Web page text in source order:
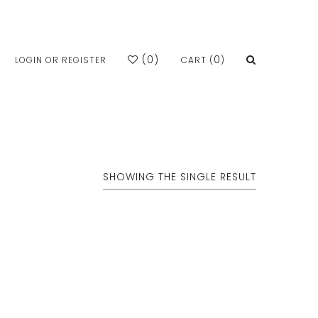
CART (0)
( 0 )
LOGIN OR REGISTER
SHOWING THE SINGLE RESULT